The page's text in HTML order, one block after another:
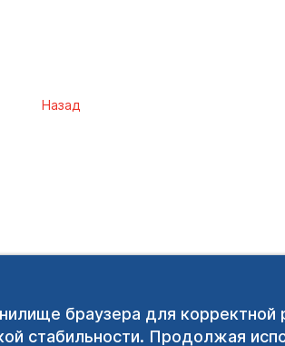
браузера для корректной
стабильности. Продолжая
Назад